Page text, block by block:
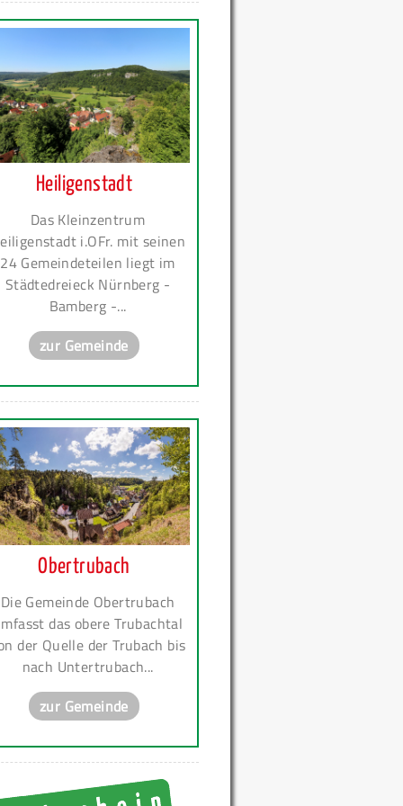
Heiligenstadt
Das Kleinzentrum
i.OFr. mit seinen
24 Gemeindeteilen liegt im
Städtedreieck Nürnberg -
Bamberg -...
zur Gemeinde
Obertrubach
Die Gemeinde Obertrubach
das obere Trubachtal
der Quelle der Trubach bis
nach Untertrubach...
zur Gemeinde